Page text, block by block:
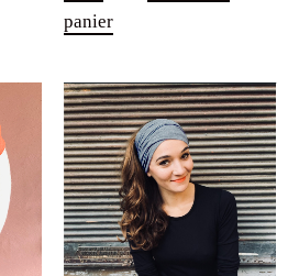
panier